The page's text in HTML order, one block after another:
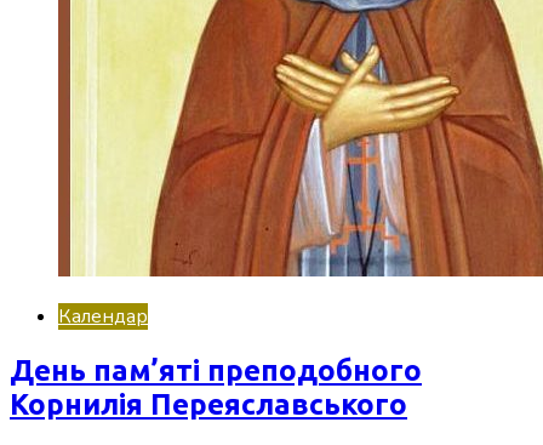
Календар
День пам’яті преподобного
Корнилія Переяславського